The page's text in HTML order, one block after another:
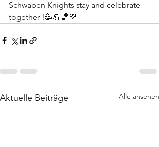
Schwaben Knights stay and celebrate
together !🥳💪🏀💜
Aktuelle Beiträge Alle ansehen